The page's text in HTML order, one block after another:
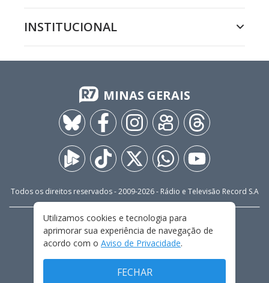
INSTITUCIONAL
MINAS GERAIS
Todos os direitos reservados - 2009-2026- Rádio e Televisão Record S.A
FALE CONOSCO
PRIVACIDADE
TERMOS E CONDIÇÕES DE USO
Utilizamos cookies e tecnologia para
aprimorar sua experiência de navegação de
acordo com o Aviso de Privacidade.
FECHAR